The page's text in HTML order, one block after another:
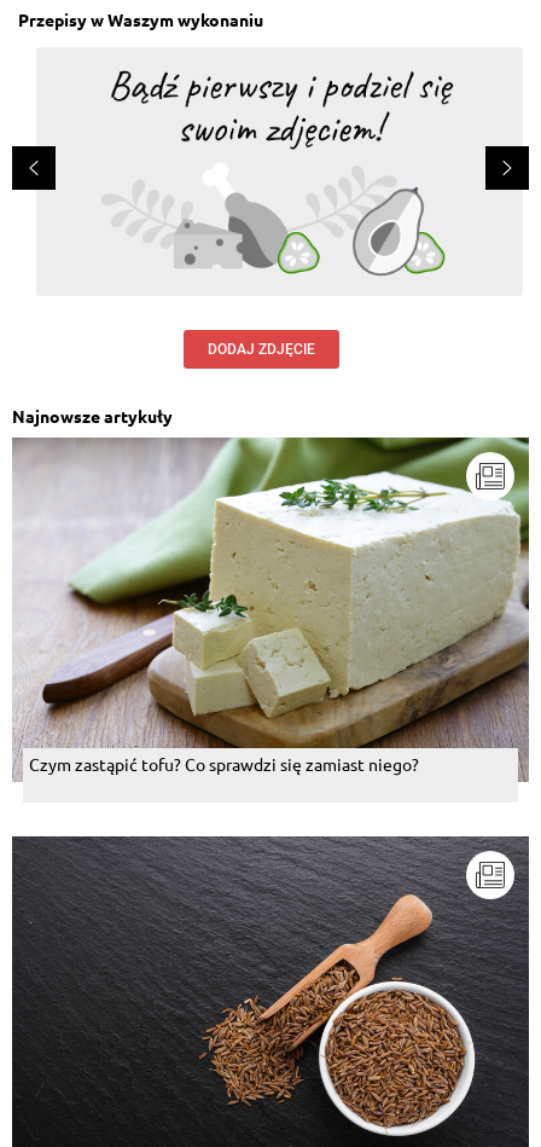
Przepisy w Waszym wykonaniu
DODAJ ZDJĘCIE
Najnowsze artykuły
Czym zastąpić tofu? Co sprawdzi się zamiast niego?